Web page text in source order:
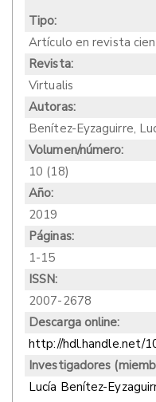
Tipo:
Artículo en revista
Revista:
Virtualis
Autoras:
Benítez-Eyzaguirre,
Volumen/número:
10 (18)
Año:
2019
Páginas:
1-15
ISSN:
2007-2678
Descarga online:
http://hdl.handle.net/
Investigadores
Lucía Benítez-